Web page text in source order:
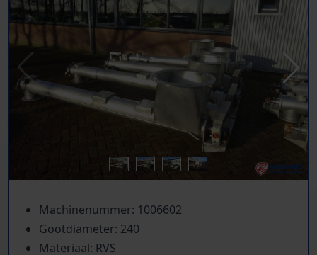
Machinenummer: 1006602
Gootdiameter: 240
Materiaal: RVS